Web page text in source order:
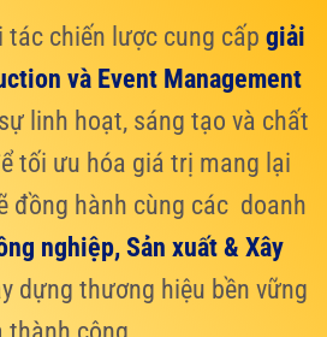
tác chiến lược cung cấp giải
và Event Management
linh hoạt, sáng tạo và chất
tối ưu hóa giá trị mang lại
đồng hành cùng các doanh
nghiệp, Sản xuất & Xây
dựng thương hiệu bền vững